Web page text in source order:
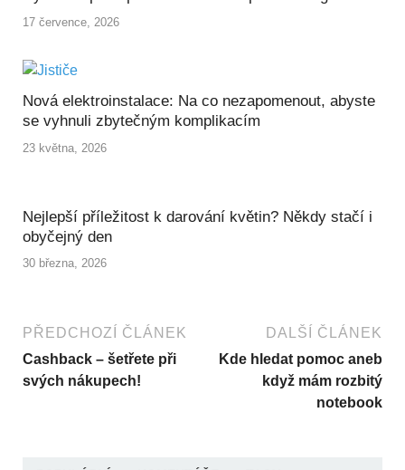
17 července, 2026
Nová elektroinstalace: Na co nezapomenout, abyste
se vyhnuli zbytečným komplikacím
23 května, 2026
Nejlepší příležitost k darování květin? Někdy stačí i
obyčejný den
30 března, 2026
PŘEDCHOZÍ ČLÁNEK
Cashback – šetřete při
svých nákupech!
DALŠÍ ČLÁNEK
Kde hledat pomoc aneb
když mám rozbitý
notebook